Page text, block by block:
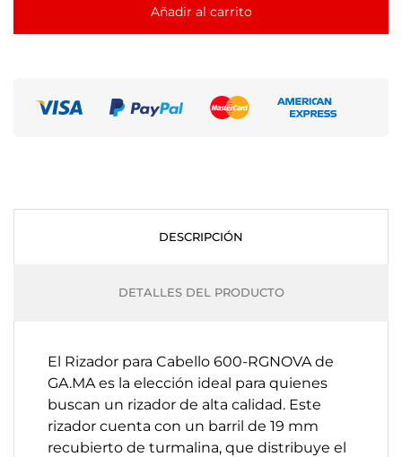
Añadir al carrito
DESCRIPCIÓN
DETALLES DEL PRODUCTO
El Rizador para Cabello 600-RGNOVA de
GA.MA es la elección ideal para quienes
buscan un rizador de alta calidad. Este
rizador cuenta con un barril de 19 mm
recubierto de turmalina, que distribuye el